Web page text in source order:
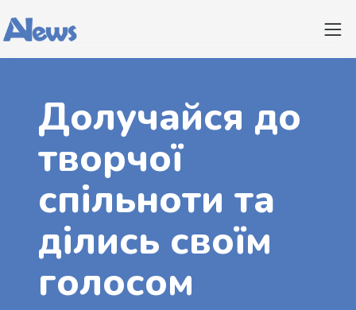
Долучайся до
творчої
спільноти та
ділись своїм
голосом